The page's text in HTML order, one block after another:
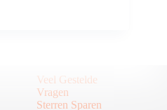
Veel Gestelde
Vragen
Sterren Sparen